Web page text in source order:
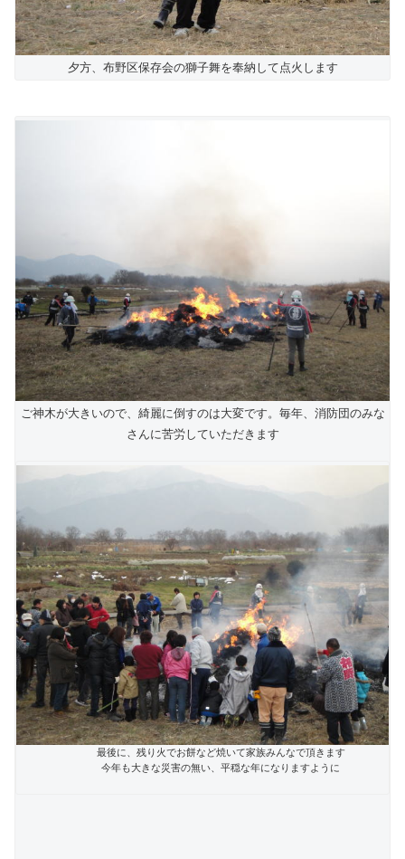
夕方、布野区保存会の獅子舞を奉納して点火します
ご神木が大きいので、綺麗に倒すのは大変です。毎年、消防団のみな
さんに苦労していただきます
最後に、残り火でお餅など焼いて家族みんなで頂きます
今年も大きな災害の無い、平穏な年になりますように